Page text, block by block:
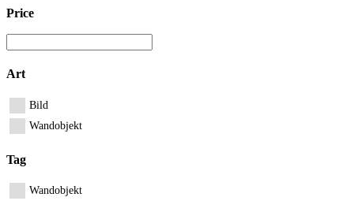
Price
Art
Bild
Wandobjekt
Tag
Wandobjekt